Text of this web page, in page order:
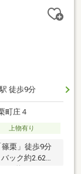
徒歩9分
町庄４
上物有り
栗」徒歩9分
ック約2.62平